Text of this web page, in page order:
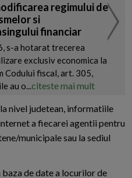
regimului de
si
financiar
s-a hotarat trecerea
exclusiv economica la
Codului fiscal, art. 305,
au o...citeste mai mult
nivel judetean, informatiile
a fiecarei agentii pentru
municipale sau la sediul
de date a locurilor de